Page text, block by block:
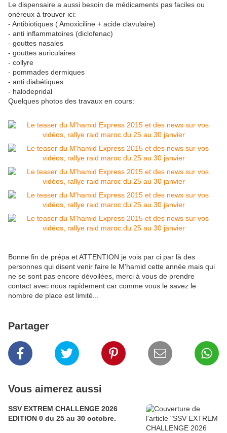
Le dispensaire a aussi besoin de médicaments pas faciles ou
onéreux à trouver ici:
- Antibiotiques ( Amoxiciline + acide clavulaire)
- anti inflammatoires (diclofenac)
- gouttes nasales
- gouttes auriculaires
- collyre
- pommades dermiques
- anti diabétiques
- halodepridal
Quelques photos des travaux en cours:
Bonne fin de prépa et ATTENTION je vois par ci par là des
personnes qui disent venir faire le M'hamid cette année mais qui
ne se sont pas encore dévoilées, merci à vous de prendre
contact avec nous rapidement car comme vous le savez le
nombre de place est limité...
Partager
Vous aimerez aussi
SSV EXTREM CHALLENGE 2026
EDITION 0 du 25 au 30 octobre.